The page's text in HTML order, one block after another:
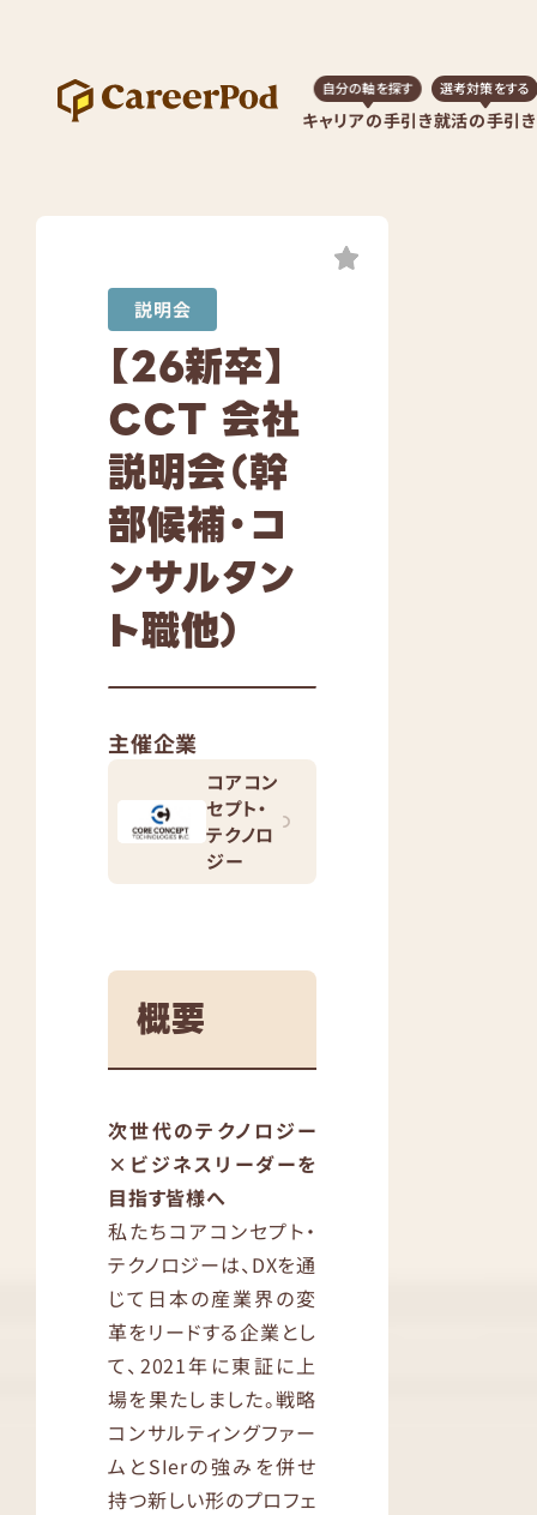
キャリアの手引き
自分の軸を探す
就活の手引き
選考対策をする
説明会
【26新卒】
CCT 会社
説明会（幹
部候補・コ
ンサルタン
ト職他）
主催企業
コアコン
セプト・
テクノロ
ジー
概要
次世代のテクノロジー
×ビジネスリーダーを
目指す皆様へ
私たちコアコンセプト・
テクノロジーは、DXを通
じて日本の産業界の変
革をリードする企業とし
て、2021年に東証に上
場を果たしました。戦略
コンサルティングファー
ムとSIerの強みを併せ
持つ新しい形のプロフェ